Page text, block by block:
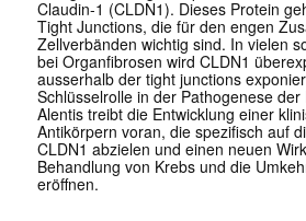
Claudin-1 (CLDN1). Dieses Protein
Tight Junctions, die für den engen
Zellverbänden wichtig sind. In vielen
bei Organfibrosen wird CLDN1
ausserhalb der tight junctions
Schlüsselrolle in der Pathogenese
Alentis treibt die Entwicklung einer
Antikörpern voran, die spezifisch auf
CLDN1 abzielen und einen neuen
Behandlung von Krebs und die
eröffnen.